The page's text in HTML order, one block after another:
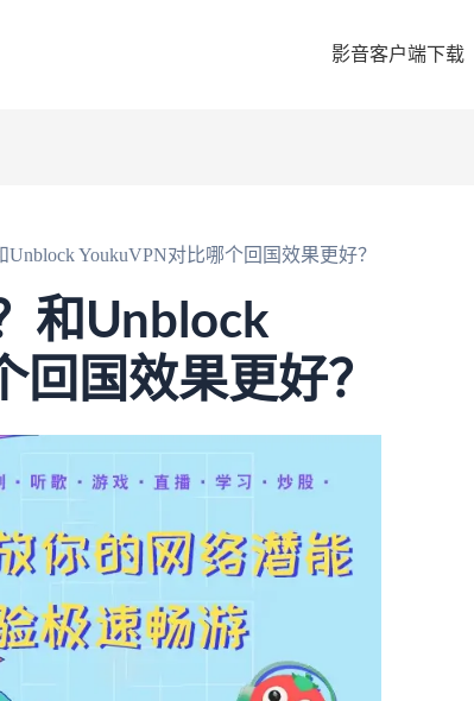
影音客户端下载
YoukuVPN对比哪个回国效果更好？
和Unblock
回国效果更好？